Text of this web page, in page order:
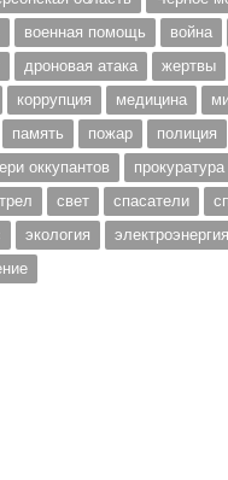
военная помощь война
дроновая атака жертвы
коррупция медицина
память пожар полиция
оккупантов
прокуратура
свет спасатели
экология
электроэнергия